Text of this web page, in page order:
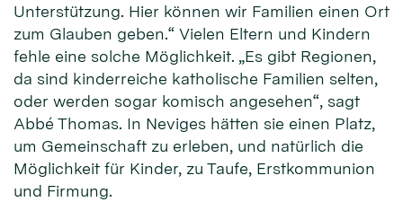
Unterstützung. Hier können wir Familien einen Ort
zum Glauben geben.“ Vielen Eltern und Kindern
fehle eine solche Möglichkeit. „Es gibt Regionen,
da sind kinderreiche katholische Familien selten,
oder werden sogar komisch angesehen“, sagt
Abbé Thomas. In Neviges hätten sie einen Platz,
um Gemeinschaft zu erleben, und natürlich die
Möglichkeit für Kinder, zu Taufe, Erstkommunion
und Firmung.